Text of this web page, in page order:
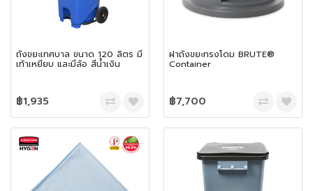
ถังขยะเทศบาล ขนาด 120 ลิตร มี
เท้าเหยียบ และมีล้อ สีน้ำเงิน
฿1,935
ฝาถังขยะทรงโดม BRUTE®
Container
฿7,700